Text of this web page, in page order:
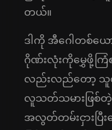
တယ်။
ဒါကို အီဂေါတစ်ယ
ဂိုဏ်းလုံးကိုမွှေဖို့က
လည်းလည်တော့
လူသတ်သမားဖြစ်တဲ့
အလွတ်တမ်းငှားပြီ